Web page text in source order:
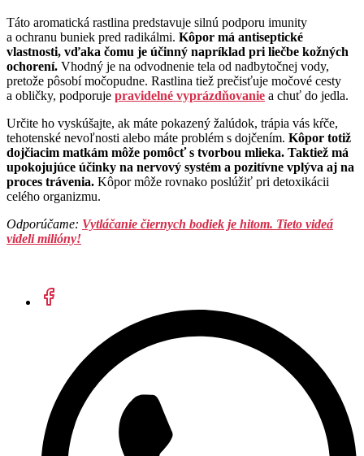
Táto aromatická rastlina predstavuje silnú podporu imunity
a ochranu buniek pred radikálmi. Kôpor má antiseptické
vlastnosti, vďaka čomu je účinný napríklad pri liečbe kožných
ochorení. Vhodný je na odvodnenie tela od nadbytočnej vody,
pretože pôsobí močopudne. Rastlina tiež prečisťuje močové cesty
a obličky, podporuje pravidelné vyprázdňovanie a chuť do jedla.
Určite ho vyskúšajte, ak máte pokazený žalúdok, trápia vás kŕče,
tehotenské nevoľnosti alebo máte problém s dojčením. Kôpor totiž
dojčiacim matkám môže pomôcť s tvorbou mlieka. Taktiež má
upokojujúce účinky na nervový systém a pozitívne vplýva aj na
proces trávenia. Kôpor môže rovnako poslúžiť pri detoxikácii
celého organizmu.
Odporúčame: Vytláčanie čiernych bodiek je hitom. Tieto videá
videli milióny!